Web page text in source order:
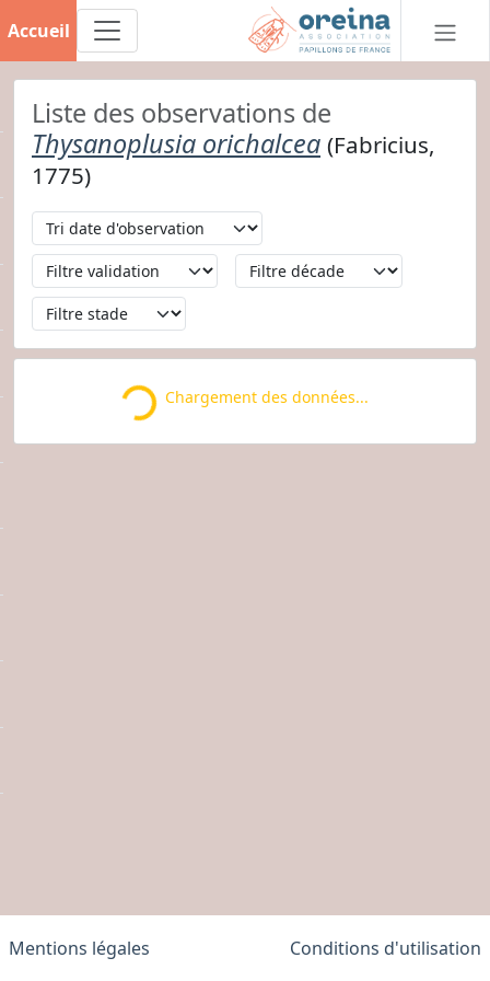
Accueil
Liste des observations de
Thysanoplusia orichalcea (Fabricius,
1775)
Loading... Chargement des données...
Mentions légales Conditions d'utilisation